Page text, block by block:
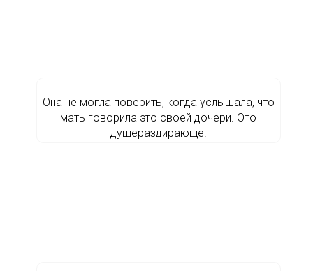
Она не могла поверить, когда услышала, что
мать говорила это своей дочери. Это
душераздирающе!